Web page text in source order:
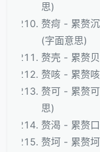
思)
赘疴 - 累赘
(字面意思)
赘壳 - 累赘
赘咳 - 累赘
赘可 - 累赘
思)
赘渴 - 累赘
赘坷 - 累赘